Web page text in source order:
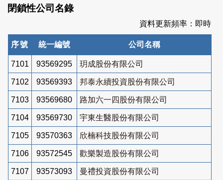
閉鎖性公司名錄
資料更新頻率：即時
序號 統一編號 公司名稱
7101 93569295 玥成股份有限公司
7102 93569393 邦泰永續投資股份有限公司
7103 93569680 路加六一四股份有限公司
7104 93569730 宇東生醫股份有限公司
7105 93570363 欣楠科技股份有限公司
7106 93572545 歡樂製造股份有限公司
7107 93573093 曼禮投資股份有限公司